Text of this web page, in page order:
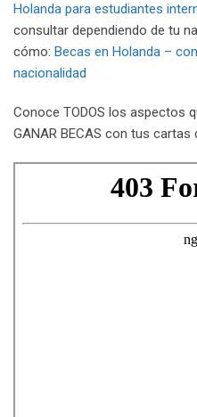
Holanda para estudiantes
consultar dependiendo de tu
cómo: Becas en Holanda –
nacionalidad
Conoce TODOS los aspectos
GANAR BECAS con tus cartas